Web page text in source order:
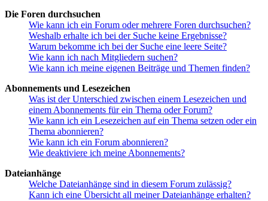
Die Foren durchsuchen
Wie kann ich ein Forum oder mehrere Foren durchsuchen?
Weshalb erhalte ich bei der Suche keine Ergebnisse?
Warum bekomme ich bei der Suche eine leere Seite?
Wie kann ich nach Mitgliedern suchen?
Wie kann ich meine eigenen Beiträge und Themen finden?
Abonnements und Lesezeichen
Was ist der Unterschied zwischen einem Lesezeichen und
einem Abonnements für ein Thema oder Forum?
Wie kann ich ein Lesezeichen auf ein Thema setzen oder ein
Thema abonnieren?
Wie kann ich ein Forum abonnieren?
Wie deaktiviere ich meine Abonnements?
Dateianhänge
Welche Dateianhänge sind in diesem Forum zulässig?
Kann ich eine Übersicht all meiner Dateianhänge erhalten?